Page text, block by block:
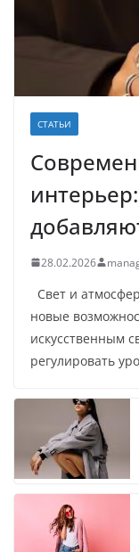
СТАТЬИ
28.02.2026
Свет и
новые
искусственным
регулировать